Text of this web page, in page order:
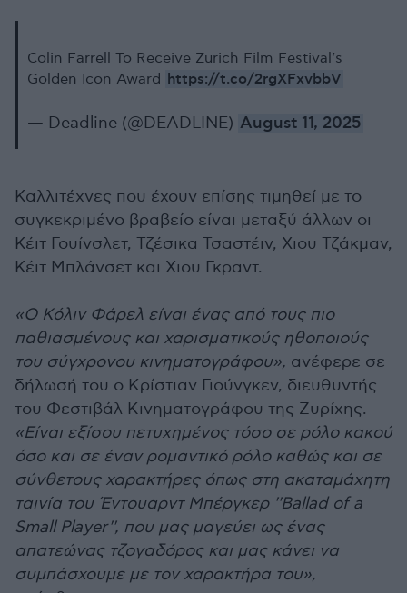
Colin Farrell To Receive Zurich Film Festival’s
Golden Icon Award https://t.co/2rgXFxvbbV
— Deadline (@DEADLINE) August 11, 2025
Καλλιτέχνες που έχουν επίσης τιμηθεί με το
συγκεκριμένο βραβείο είναι μεταξύ άλλων οι
Κέιτ Γουίνσλετ, Τζέσικα Τσαστέιν, Χιου Τζάκμαν,
Κέιτ Μπλάνσετ και Χιου Γκραντ.
«Ο Κόλιν Φάρελ είναι ένας από τους πιο
παθιασμένους και χαρισματικούς ηθοποιούς
του σύγχρονου κινηματογράφου», ανέφερε σε
δήλωσή του ο Κρίστιαν Γιούνγκεν, διευθυντής
του Φεστιβάλ Κινηματογράφου της Ζυρίχης.
«Είναι εξίσου πετυχημένος τόσο σε ρόλο κακού
όσο και σε έναν ρομαντικό ρόλο καθώς και σε
σύνθετους χαρακτήρες όπως στη ακαταμάχητη
ταινία του Έντουαρντ Μπέργκερ ''Ballad of a
Small Player'', που μας μαγεύει ως ένας
απατεώνας τζογαδόρος και μας κάνει να
συμπάσχουμε με τον χαρακτήρα του»,